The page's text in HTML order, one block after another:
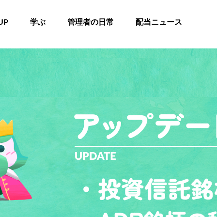
学ぶ 管理者の日常 配当ニュース